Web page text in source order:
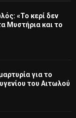
«Το κερί δεν
Μυστήρια και το
για το
του Αιτωλού